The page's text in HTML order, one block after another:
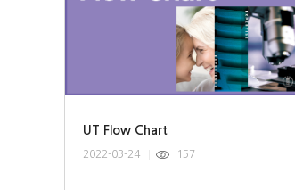
UT Flow Chart
2022-03-24 157